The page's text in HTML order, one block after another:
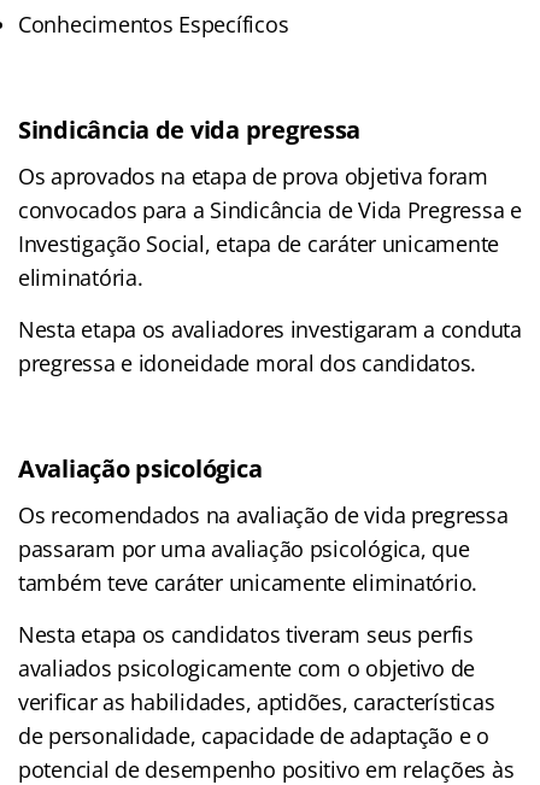
Conhecimentos Específicos
Sindicância de vida pregressa
Os aprovados na etapa de prova objetiva foram
convocados para a Sindicância de Vida Pregressa e
Investigação Social, etapa de caráter unicamente
eliminatória.
Nesta etapa os avaliadores investigaram a conduta
pregressa e idoneidade moral dos candidatos.
Avaliação psicológica
Os recomendados na avaliação de vida pregressa
passaram por uma avaliação psicológica, que
também teve caráter unicamente eliminatório.
Nesta etapa os candidatos tiveram seus perfis
avaliados psicologicamente com o objetivo de
verificar as habilidades, aptidões, características
de personalidade, capacidade de adaptação e o
potencial de desempenho positivo em relações às